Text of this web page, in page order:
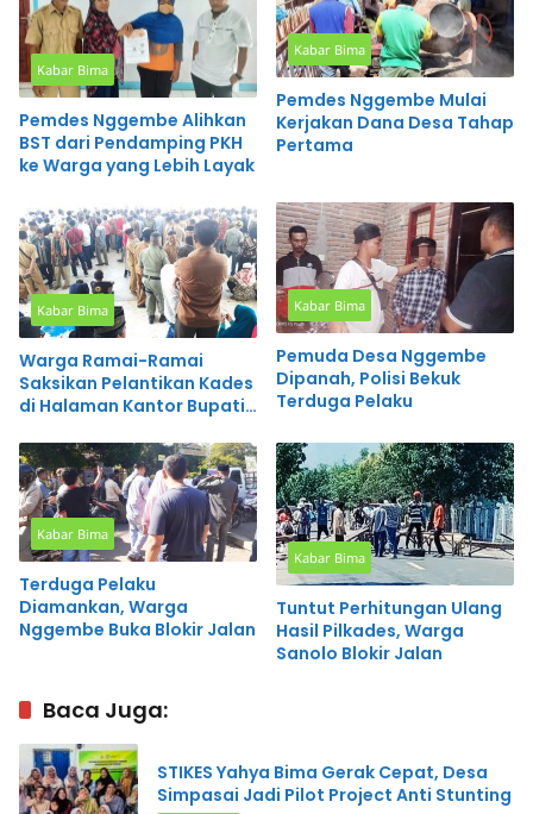
Kabar Bima
Pemdes Nggembe Alihkan
BST dari Pendamping PKH
ke Warga yang Lebih Layak
Kabar Bima
Pemdes Nggembe Mulai
Kerjakan Dana Desa Tahap
Pertama
Kabar Bima
Warga Ramai-Ramai
Saksikan Pelantikan Kades
di Halaman Kantor Bupati
Kabar Bima
Pemuda Desa Nggembe
Dipanah, Polisi Bekuk
Terduga Pelaku
Kabar Bima
Terduga Pelaku
Diamankan, Warga
Nggembe Buka Blokir Jalan
Kabar Bima
Tuntut Perhitungan Ulang
Hasil Pilkades, Warga
Sanolo Blokir Jalan
Baca Juga:
STIKES Yahya Bima Gerak Cepat, Desa
Simpasai Jadi Pilot Project Anti Stunting